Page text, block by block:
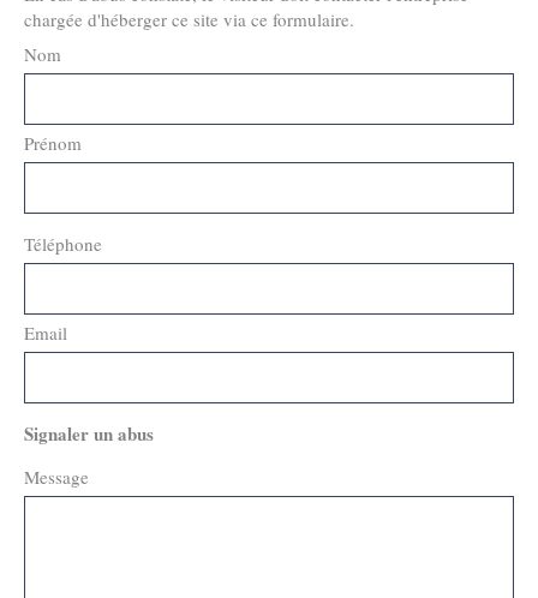
chargée d'héberger ce site via ce formulaire.
Nom
Prénom
Téléphone
Email
Signaler un abus
Message